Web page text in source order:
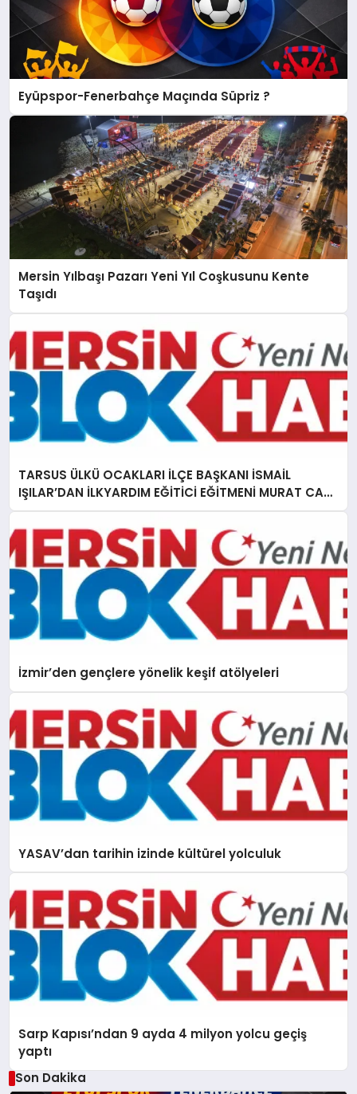
Eyüpspor-Fenerbahçe Maçında Süpriz ?
Mersin Yılbaşı Pazarı Yeni Yıl Coşkusunu Kente
Taşıdı
TARSUS ÜLKÜ OCAKLARI İLÇE BAŞKANI İSMAİL
IŞILAR’DAN İLKYARDIM EĞİTİCİ EĞİTMENİ MURAT CAN
FİDAN’A ZİYARET
İzmir’den gençlere yönelik keşif atölyeleri
YASAV’dan tarihin izinde kültürel yolculuk
Sarp Kapısı’ndan 9 ayda 4 milyon yolcu geçiş
yaptı
Son Dakika